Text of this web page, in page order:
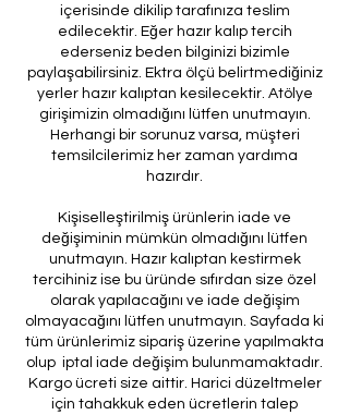
içerisinde dikilip tarafınıza teslim
edilecektir. Eğer hazır kalıp tercih
ederseniz beden bilginizi bizimle
paylaşabilirsiniz. Ektra ölçü belirtmediğiniz
yerler hazır kalıptan kesilecektir. Atölye
girişimizin olmadığını lütfen unutmayın.
Herhangi bir sorunuz varsa, müşteri
temsilcilerimiz her zaman yardıma
hazırdır.
Kişiselleştirilmiş ürünlerin iade ve
değişiminin mümkün olmadığını lütfen
unutmayın. Hazır kalıptan kestirmek
tercihiniz ise bu üründe sıfırdan size özel
olarak yapılacağını ve iade değişim
olmayacağını lütfen unutmayın. Sayfada ki
tüm ürünlerimiz sipariş üzerine yapılmakta
olup iptal iade değişim bulunmamaktadır.
Kargo ücreti size aittir. Harici düzeltmeler
için tahakkuk eden ücretlerin talep